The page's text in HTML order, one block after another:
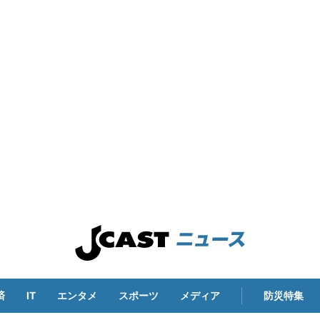
IT エンタメ スポーツ メディア 防災特集